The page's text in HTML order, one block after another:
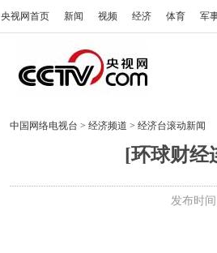
央视网首页 新闻 视频 经济 体育 军
中国网络电视台 > 经济频道 > 经济台滚动新闻
[环球财经
发布时